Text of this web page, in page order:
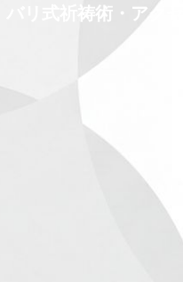
バリ式祈祷術・アクセ